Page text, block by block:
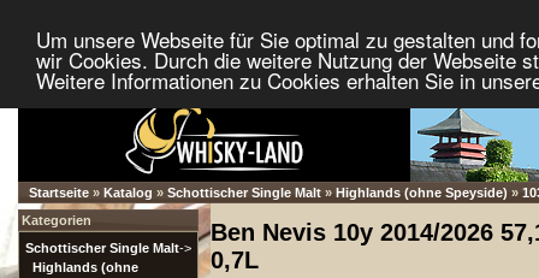
Um unsere Webseite für Sie optimal zu gestalten und
wir Cookies. Durch die weitere Nutzung der Webseite
Weitere Informationen zu Cookies erhalten Sie in
Startseite » Katalog » Schottischer Single Malt » Highlands (ohne Speyside) »
Ben Nevis 10y 2014/2026
0,7L
Kategorien
Schottischer Single Malt->
Highlands (ohne